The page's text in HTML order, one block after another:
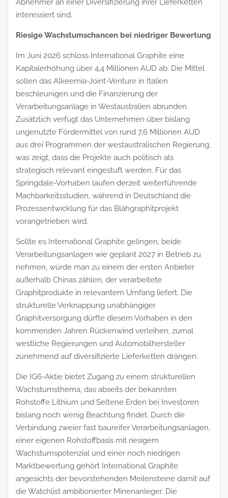
Abnehmer an einer Diversifizierung ihrer Lieferketten
interessiert sind.
Riesige Wachstumschancen bei niedriger Bewertung
Im Juni 2026 schloss International Graphite eine
Kapitalerhöhung über 4,4 Millionen AUD ab. Die Mittel
sollen das Alkeemia-Joint-Venture in Italien
beschleunigen und die Finanzierung der
Verarbeitungsanlage in Westaustralien abrunden.
Zusätzlich verfügt das Unternehmen über bislang
ungenutzte Fördermittel von rund 7,6 Millionen AUD
aus drei Programmen der westaustralischen Regierung,
was zeigt, dass die Projekte auch politisch als
strategisch relevant eingestuft werden. Für das
Springdale-Vorhaben laufen derzeit weiterführende
Machbarkeitsstudien, während in Deutschland die
Prozessentwicklung für das Blähgraphitprojekt
vorangetrieben wird.
Sollte es International Graphite gelingen, beide
Verarbeitungsanlagen wie geplant 2027 in Betrieb zu
nehmen, würde man zu einem der ersten Anbieter
außerhalb Chinas zählen, der verarbeitete
Graphitprodukte in relevantem Umfang liefert. Die
strukturelle Verknappung unabhängiger
Graphitversorgung dürfte diesem Vorhaben in den
kommenden Jahren Rückenwind verleihen, zumal
westliche Regierungen und Automobilhersteller
zunehmend auf diversifizierte Lieferketten drängen.
Die IG6-Aktie bietet Zugang zu einem strukturellen
Wachstumsthema, das abseits der bekannten
Rohstoffe Lithium und Seltene Erden bei Investoren
bislang noch wenig Beachtung findet. Durch die
Verbindung zweier fast baureifer Verarbeitungsanlagen,
einer eigenen Rohstoffbasis mit riesigem
Wachstumspotenzial und einer noch niedrigen
Marktbewertung gehört International Graphite
angesichts der bevorstehenden Meilensteine damit auf
die Watchlist ambitionierter Minenanleger. Die